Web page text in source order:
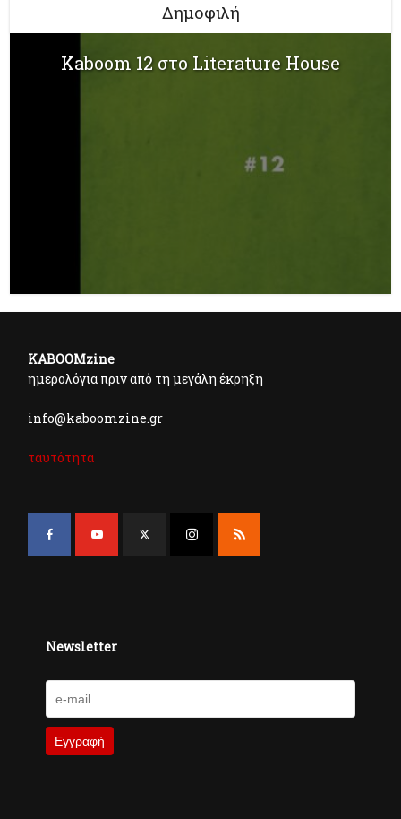
Δημοφιλή
Kaboom 12 στο Literature House
KABOOMzine
ημερολόγια πριν από τη μεγάλη έκρηξη
info@kaboomzine.gr
ταυτότητα
Newsletter